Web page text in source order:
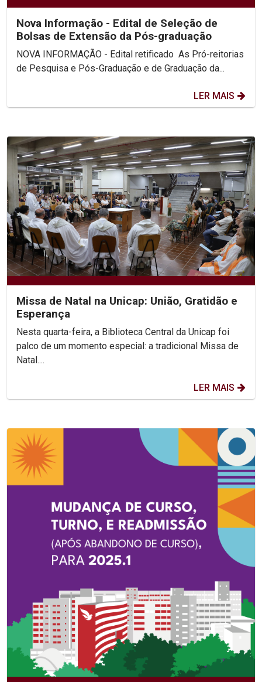
Nova Informação - Edital de Seleção de
Bolsas de Extensão da Pós-graduação
NOVA INFORMAÇÃO - Edital retificado As Pró-reitorias
de Pesquisa e Pós-Graduação e de Graduação da...
LER MAIS
Missa de Natal na Unicap: União, Gratidão e
Esperança
Nesta quarta-feira, a Biblioteca Central da Unicap foi
palco de um momento especial: a tradicional Missa de
Natal....
LER MAIS